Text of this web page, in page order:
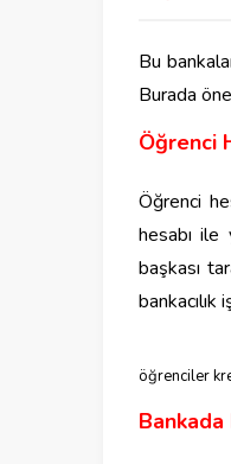
Bu
Burada
Öğrenci
Öğrenci
hesabı
başkası
öğrenciler